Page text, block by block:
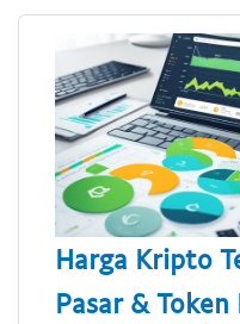
Harga Kripto
Pasar & Token